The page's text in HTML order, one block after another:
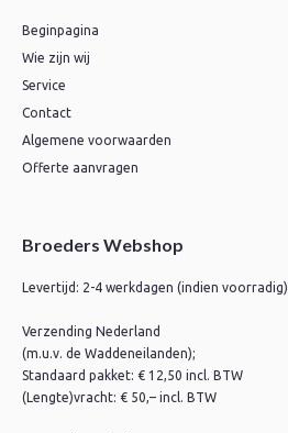
Beginpagina
Wie zijn wij
Service
Contact
Algemene voorwaarden
Offerte aanvragen
Broeders Webshop
Levertijd: 2-4 werkdagen (indien voorradig)
Verzending Nederland
(m.u.v. de Waddeneilanden);
Standaard pakket: € 12,50 incl. BTW
(Lengte)vracht: € 50,– incl. BTW